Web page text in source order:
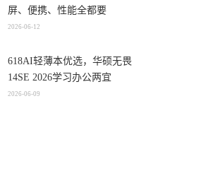
屏、便携、性能全都要
2026-06-12
618AI轻薄本优选，华硕无畏
14SE 2026学习办公两宜
2026-06-09